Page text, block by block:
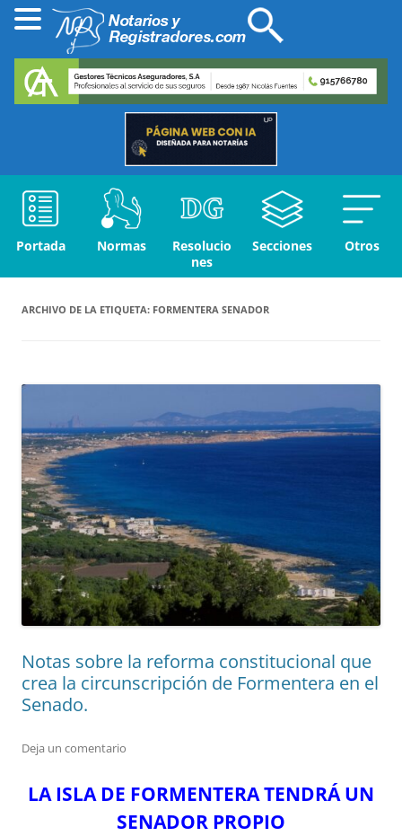
Portada Normas
Resolucio
nes
Secciones Otros
ARCHIVO DE LA ETIQUETA: FORMENTERA SENADOR
Notas sobre la reforma constitucional que
crea la circunscripción de Formentera en el
Senado.
Deja un comentario
LA ISLA DE FORMENTERA TENDRÁ UN
SENADOR PROPIO